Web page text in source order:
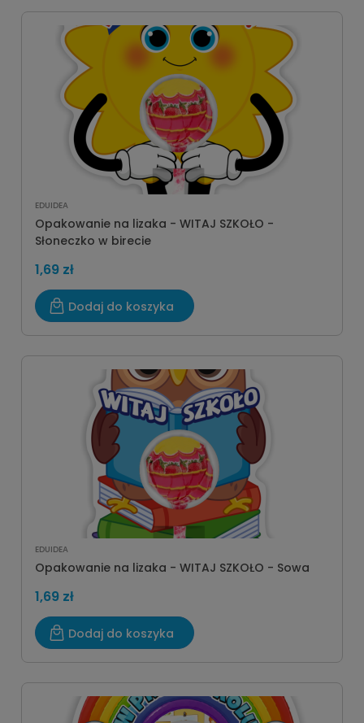
EDUIDEA
Opakowanie na lizaka - WITAJ SZKOŁO -
Słoneczko w birecie
1,69 zł
Dodaj do koszyka
EDUIDEA
Opakowanie na lizaka - WITAJ SZKOŁO - Sowa
1,69 zł
Dodaj do koszyka